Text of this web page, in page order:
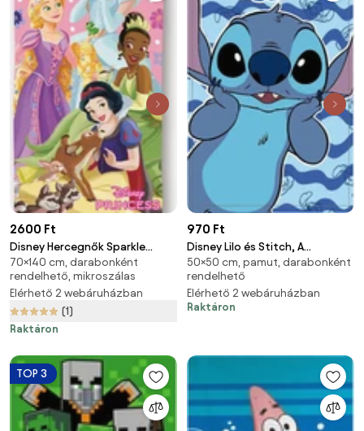
2600 Ft
Disney Hercegnők Sparkle
Kingdom fürdőlepedő, strand
törölköző 70x140cm (Fast Dry)
70×140 cm, darabonként
rendelhető, mikroszálas
Elérhető 2 webáruházban
(1)
Raktáron
970 Ft
Disney Lilo és Stitch, A
csillagkutya Ocean Waves
kéztörlő, arctörlő, törölköző
30x50cm
50×50 cm, pamut, darabonként
rendelhető
Elérhető 2 webáruházban
Raktáron
TOP 3